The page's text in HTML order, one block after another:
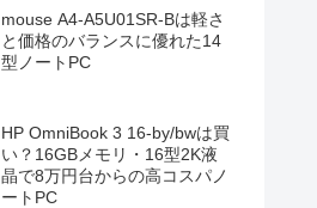
mouse A4-A5U01SR-Bは軽さ
と価格のバランスに優れた14
型ノートPC
HP OmniBook 3 16-by/bwは買
い？16GBメモリ・16型2K液
晶で8万円台からの高コスパノ
ートPC